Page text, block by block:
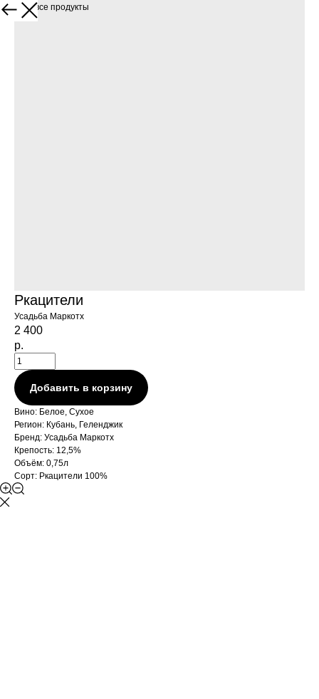
Увидеть все продукты
Ркацители
Усадьба Маркотх
2 400
р.
Добавить в корзину
Вино: Белое, Сухое
Регион: Кубань, Геленджик
Бренд: Усадьба Маркотх
Крепость: 12,5%
Объём: 0,75л
Сорт: Ркацители 100%